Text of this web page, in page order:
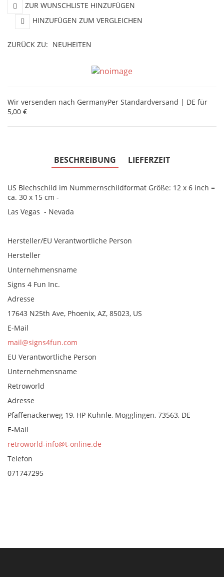
ZUR WUNSCHLISTE HINZUFÜGEN
HINZUFÜGEN ZUM VERGLEICHEN
ZURÜCK ZU: NEUHEITEN
Wir versenden nach GermanyPer Standardversand | DE für
5,00 €
BESCHREIBUNG LIEFERZEIT
US Blechschild im Nummernschildformat Größe: 12 x 6 inch =
ca. 30 x 15 cm -
Las Vegas - Nevada
Hersteller/EU Verantwortliche Person
Hersteller
Unternehmensname
Signs 4 Fun Inc.
Adresse
17643 N25th Ave, Phoenix, AZ, 85023, US
E-Mail
mail@signs4fun.com
EU Verantwortliche Person
Unternehmensname
Retroworld
Adresse
Pfaffenäckerweg 19, HP Kuhnle, Mögglingen, 73563, DE
E-Mail
retroworld-info@t-online.de
Telefon
071747295